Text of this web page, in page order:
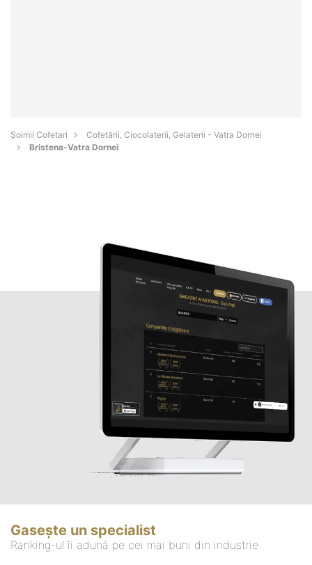
Șoimii Cofetari
Cofetării, Ciocolaterii, Gelaterii - Vatra Dornei
Bristena-Vatra Dornei
Gasește un specialist
Ranking-ul îi adună pe cei mai buni din industrie